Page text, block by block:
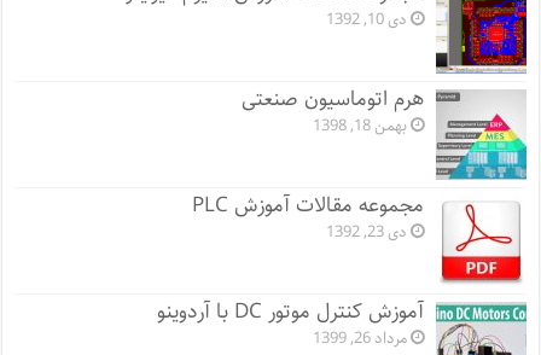
دی 10, 1392
هرم اتوماسیون صنعتی
بهمن 18, 1398
مجموعه مقالات آموزش PLC
دی 23, 1392
آموزش کنترل موتور DC با آردوینو
مرداد 26, 1399